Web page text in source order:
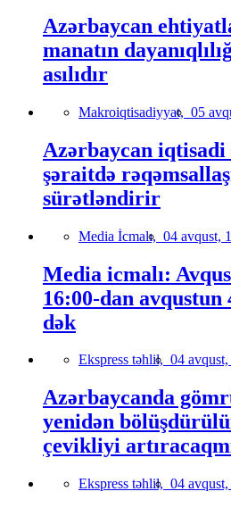
Azərbaycan
manatın
asılıdır
Makroiqtisadiyyat, 05
Azərbaycan iqtisadi
şəraitdə
sürətləndirir
Media İcmalı, 04 avqust,
Media icmalı:
16:00-dan avqustun
dək
Ekspress təhlil, 04
Azərbaycanda
yenidən
çevikliyi
Ekspress təhlil, 04